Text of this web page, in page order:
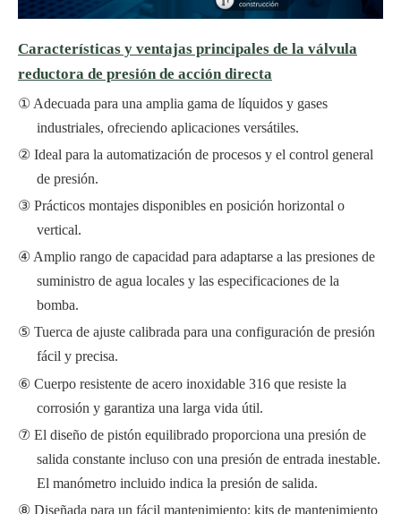
Características y ventajas principales de la válvula
reductora de presión de acción directa
Adecuada para una amplia gama de líquidos y gases
industriales, ofreciendo aplicaciones versátiles.
Ideal para la automatización de procesos y el control general
de presión.
Prácticos montajes disponibles en posición horizontal o
vertical.
Amplio rango de capacidad para adaptarse a las presiones de
suministro de agua locales y las especificaciones de la
bomba.
Tuerca de ajuste calibrada para una configuración de presión
fácil y precisa.
Cuerpo resistente de acero inoxidable 316 que resiste la
corrosión y garantiza una larga vida útil.
El diseño de pistón equilibrado proporciona una presión de
salida constante incluso con una presión de entrada inestable.
El manómetro incluido indica la presión de salida.
Diseñada para un fácil mantenimiento; kits de mantenimiento